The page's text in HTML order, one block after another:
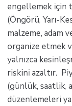
engellemek için
(Öngörü, Yarı-
malzeme, adam
organize etmek
yalnızca
riskini azaltır.
(günlük, saatlik,
düzenlemeleri